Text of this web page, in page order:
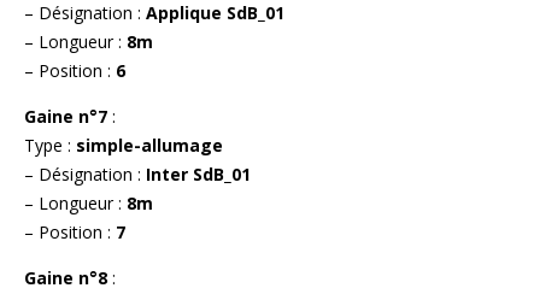
– Désignation : Applique SdB_01
– Longueur : 8m
– Position : 6
Gaine n°7 :
Type : simple-allumage
– Désignation : Inter SdB_01
– Longueur : 8m
– Position : 7
Gaine n°8 :